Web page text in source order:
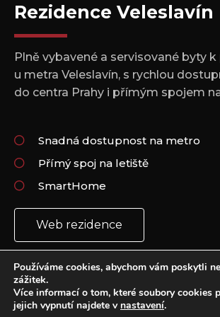
Rezidence Veleslavín
Plně vybavené a servisované byty
u metra Veleslavín, s rychlou
do centra Prahy i přímým spojem
Snadná dostupnost na metro
Přímý spoj na letiště
SmartHome
Web rezidence
Používáme cookies, abychom vám poskytli
zážitek.
Více informací o tom, které soubory cookies
jejich vypnutí najdete v nastavení.